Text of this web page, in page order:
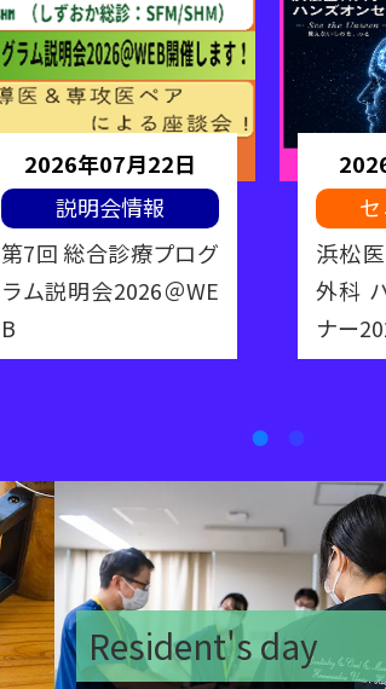
2026年07月22日
説明会情報
第7回 総合診療プログ
ラム説明会2026＠WE
B
浜松
外科
ナー
Resident's day